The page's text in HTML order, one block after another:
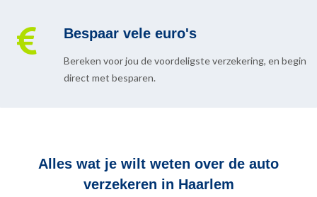
Bespaar vele euro's
Bereken voor jou de voordeligste verzekering, en begin
direct met besparen.
Alles wat je wilt weten over de auto
verzekeren in Haarlem